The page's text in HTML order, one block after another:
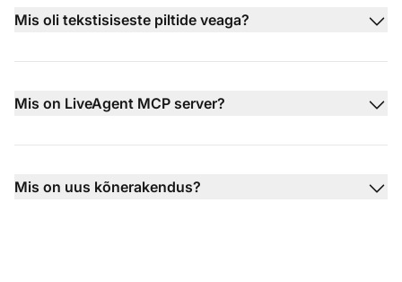
Mis oli tekstisiseste piltide veaga?
Mis on LiveAgent MCP server?
Mis on uus kõnerakendus?